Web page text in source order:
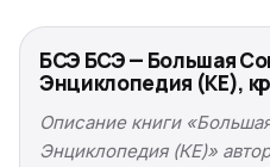
БСЭ БСЭ — Большая
Энциклопедия (КЕ),
Описание книги
Энциклопедия (КЕ)»